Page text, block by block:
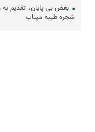
بغض بی پایان، تقدیم
شجره طیبه میناب